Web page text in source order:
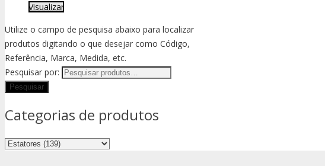
Visualizar
Utilize o campo de pesquisa abaixo para localizar
produtos digitando o que desejar como Código,
Referência, Marca, Medida, etc.
Pesquisar por:
Categorias de produtos